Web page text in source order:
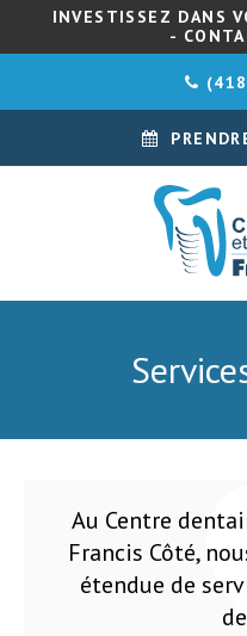
INVESTISSEZ DANS
-
Au Centre
Francis Côté,
étendue de